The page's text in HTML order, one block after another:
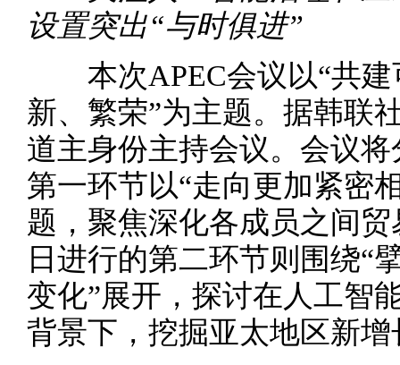
设置突出“与时俱进”
本次APEC会议以“共
新、繁荣”为主题。据韩联
道主身份主持会议。会议
第一环节以“走向更加紧密
题，聚焦深化各成员之间
日进行的第二环节则围绕“
变化”展开，探讨在人工智
背景下，挖掘亚太地区新